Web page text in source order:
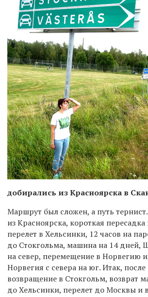
добирались из Красноярска в
Маршрут был сложен, а путь
из Красноярска, короткая
перелет в Хельсинки, 12 часов на
до Стокгольма, машина на 14 дней,
на север, перемещение в Норвегию
Норвегия с севера на юг. Итак, после
возвращение в Стокгольм, возврат
до Хельсинки, перелет до Москвы и